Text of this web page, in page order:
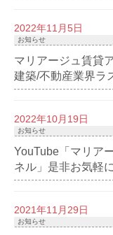
2022年11月5日
お知らせ
マリアージュ賃貸
建築/不動産業界ラ
2022年10月19日
お知らせ
YouTube「マリア
ネル」是非お気軽
2021年11月29日
お知らせ